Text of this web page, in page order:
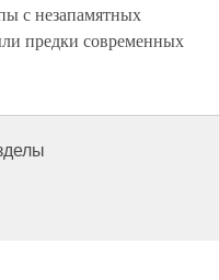
с незапамятных
предки современных